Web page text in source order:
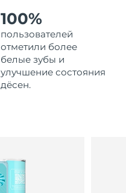
100%
пользователей
отметили более
белые зубы и
улучшение состояния
дёсен.
Ожидаемая дата доставки
08/08/2026
Ожидаемая дата доставки
09/08/2026